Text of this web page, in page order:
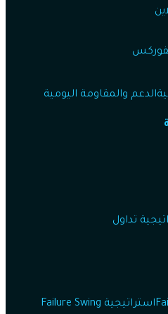
الدعم والمقاومة اليومية
تداول
استراتيجية Failure Swing